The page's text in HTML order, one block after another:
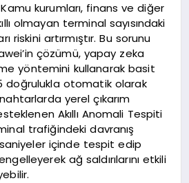
kurumları, finans ve diğer
olmayan terminal sayısındaki
riskini artırmıştır. Bu sorunu
çözümü, yapay zeka
yöntemini kullanarak basit
doğrulukla otomatik olarak
yerel çıkarım
Akıllı Anomali Tespiti
trafiğindeki davranış
içinde tespit edip
ağ saldırılarını etkili